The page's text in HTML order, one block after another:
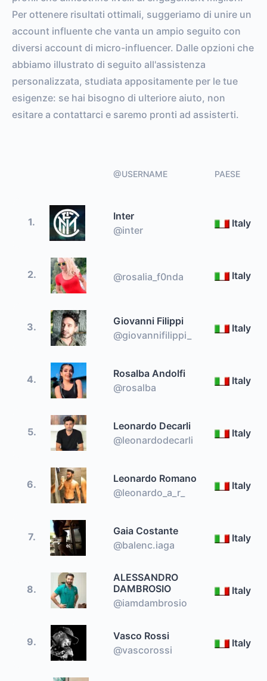
Per ottenere risultati ottimali, suggeriamo di unire un
account influente che vanta un ampio seguito con
diversi account di micro-influencer. Dalle opzioni che
abbiamo illustrato di seguito all'assistenza
personalizzata, studiata appositamente per le tue
esigenze: se hai bisogno di ulteriore aiuto, non
esitare a contattarci e saremo pronti ad assisterti.
@USERNAME PAESE
1.
Inter
@inter
Italy
2. @rosalia_f0nda Italy
3.
Giovanni Filippi
@giovannifilippi_
Italy
4.
Rosalba Andolfi
@rosalba
Italy
5.
Leonardo Decarli
@leonardodecarli
Italy
6.
Leonardo Romano
@leonardo_a_r_
Italy
7.
Gaia Costante
@balenc.iaga
Italy
8.
ALESSANDRO
DAMBROSIO
@iamdambrosio
Italy
9.
Vasco Rossi
@vascorossi
Italy